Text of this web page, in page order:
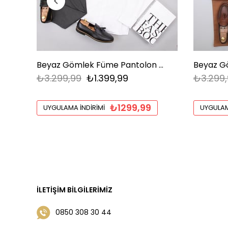
Beyaz Gömlek Füme Pantolon Ayakkabı Kombin
₺1.399,99
₺3.299,99
UYGULAMA İNDIRIMI ₺1299,99
İLETIŞIM BILGILERIMIZ
0850 308 30 44